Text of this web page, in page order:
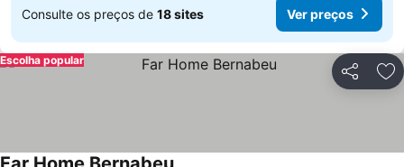
Consulte os preços de 18 sites Ver preços
Partilhar
Escolha popular